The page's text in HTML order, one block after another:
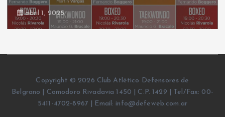
abril 1, 2025
Copyright © 2026 Club Atlético Defensores de
Belgrano | Comodoro Rivadavia 1450 | C.P. 1429 | Tel/Fax: 00-
5411-4702-8967 | Email: info@defeweb.com.ar